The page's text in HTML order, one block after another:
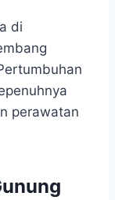
di
perawatan